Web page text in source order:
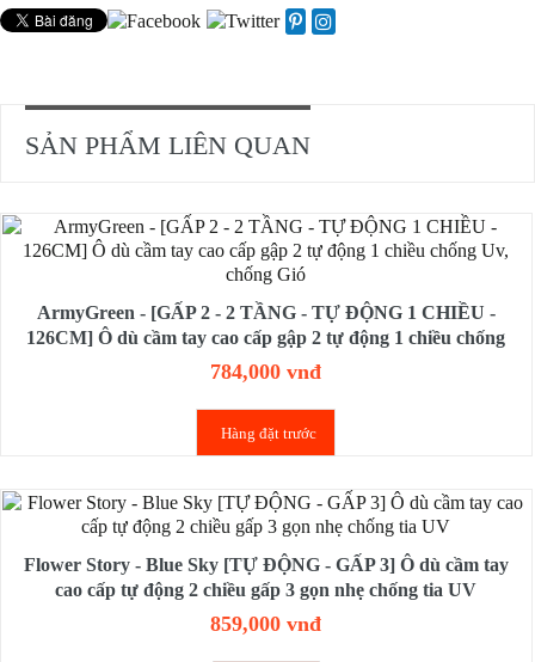
SẢN PHẨM LIÊN QUAN
ArmyGreen - [GẤP 2 - 2 TẦNG - TỰ ĐỘNG 1 CHIỀU -
126CM] Ô dù cầm tay cao cấp gập 2 tự động 1 chiều chống
Uv, chống Gió
784,000 vnđ
Hàng đặt trước
Flower Story - Blue Sky [TỰ ĐỘNG - GẤP 3] Ô dù cầm tay
cao cấp tự động 2 chiều gấp 3 gọn nhẹ chống tia UV
859,000 vnđ